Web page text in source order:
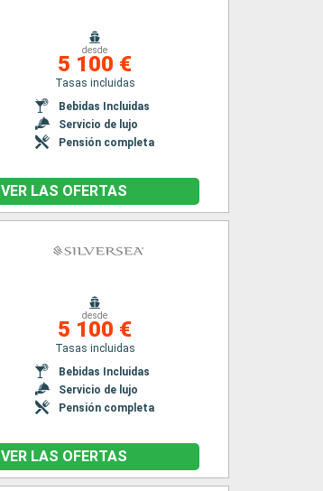
desde
5 100 €
Tasas incluidas
Bebidas Incluidas
Servicio de lujo
Pensión completa
VER LAS OFERTAS
desde
5 100 €
Tasas incluidas
Bebidas Incluidas
Servicio de lujo
Pensión completa
VER LAS OFERTAS